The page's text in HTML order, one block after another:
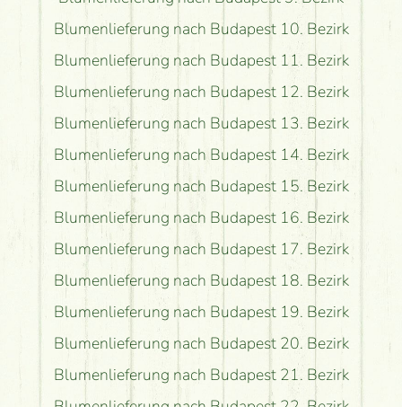
Blumenlieferung nach Budapest 10. Bezirk
Blumenlieferung nach Budapest 11. Bezirk
Blumenlieferung nach Budapest 12. Bezirk
Blumenlieferung nach Budapest 13. Bezirk
Blumenlieferung nach Budapest 14. Bezirk
Blumenlieferung nach Budapest 15. Bezirk
Blumenlieferung nach Budapest 16. Bezirk
Blumenlieferung nach Budapest 17. Bezirk
Blumenlieferung nach Budapest 18. Bezirk
Blumenlieferung nach Budapest 19. Bezirk
Blumenlieferung nach Budapest 20. Bezirk
Blumenlieferung nach Budapest 21. Bezirk